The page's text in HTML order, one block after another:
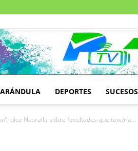
DEPORTES SUCESOS
dice Nasralla sobre facultades que tendría...